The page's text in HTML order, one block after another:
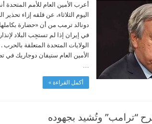
يبدي
«قلقه
البالغ»
حيال
تصريحات
ترمب
الأخيرة
عن
إيران
مغلقة
أعرب الأمين العام للأمم المتحدة
اليوم الثلاثاء، عن قلقه إزاء
دونالد ترمب من أن «حضارة
في إيران إذا لم تستجِب البلاد
الولايات المتحدة المتعلقة
الأمين العام ستيفان دوجاريك في
…
أكمل القراءة »
“ترامب” وتُشيد بجهوده